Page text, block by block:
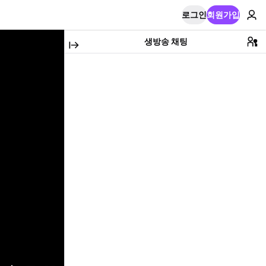
로그인회원가입
생방송 채팅